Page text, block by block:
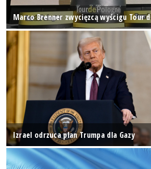
Marco Brenner zwycięzcą wyścigu Tour
Izrael odrzuca plan Trumpa dla Gazy